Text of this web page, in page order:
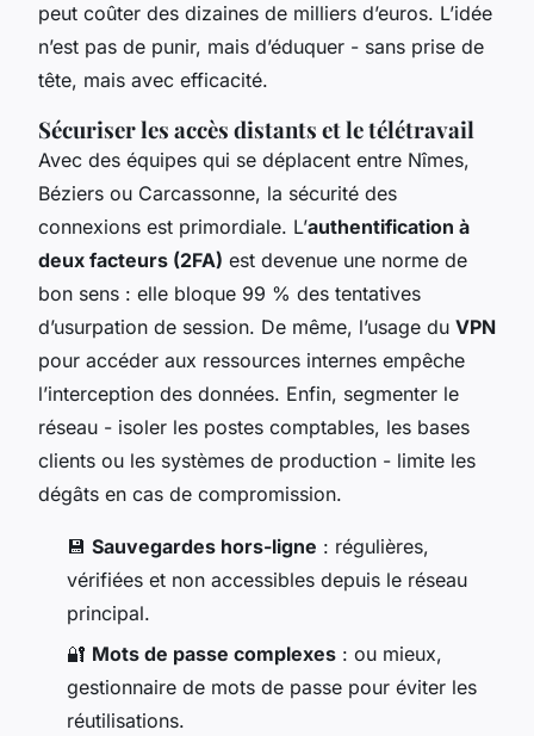
peut coûter des dizaines de milliers d’euros. L’idée
n’est pas de punir, mais d’éduquer - sans prise de
tête, mais avec efficacité.
Sécuriser les accès distants et le télétravail
Avec des équipes qui se déplacent entre Nîmes,
Béziers ou Carcassonne, la sécurité des
connexions est primordiale. L’authentification à
deux facteurs (2FA) est devenue une norme de
bon sens : elle bloque 99 % des tentatives
d’usurpation de session. De même, l’usage du VPN
pour accéder aux ressources internes empêche
l’interception des données. Enfin, segmenter le
réseau - isoler les postes comptables, les bases
clients ou les systèmes de production - limite les
dégâts en cas de compromission.
💾 Sauvegardes hors-ligne : régulières,
vérifiées et non accessibles depuis le réseau
principal.
🔐 Mots de passe complexes : ou mieux,
gestionnaire de mots de passe pour éviter les
réutilisations.